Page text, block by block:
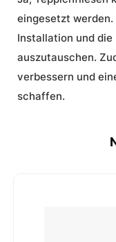
eingesetzt
Installation und
auszutauschen.
verbessern und
schaffen.